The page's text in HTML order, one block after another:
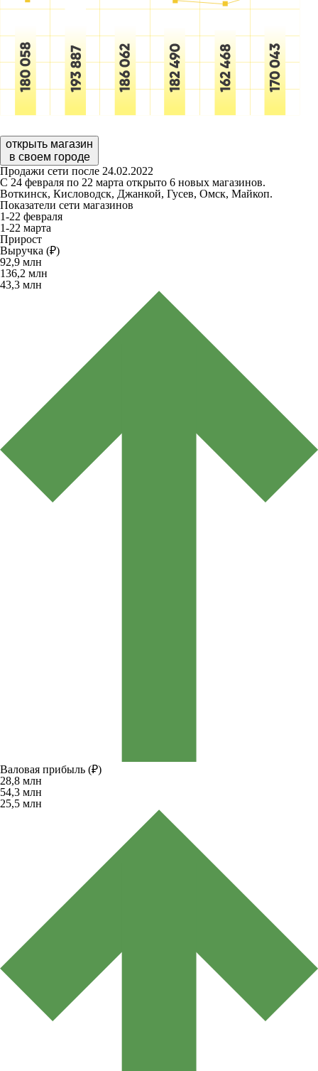
открыть магазин
в своем городе
Продажи сети после 24.02.2022
С 24 февраля по 22 марта открыто 6 новых магазинов.
Воткинск, Кисловодск, Джанкой, Гусев, Омск, Майкоп.
Показатели сети магазинов
1-22 февраля
1-22 марта
Прирост
Выручка (₽)
92,9 млн
136,2 млн
43,3 млн
Валовая прибыль (₽)
28,8 млн
54,3 млн
25,5 млн